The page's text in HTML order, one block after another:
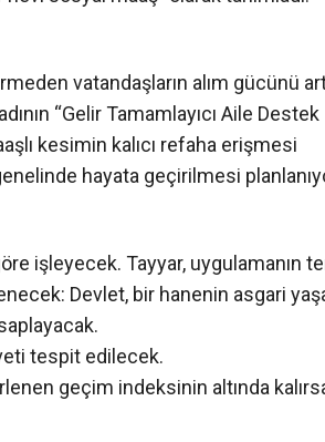
vatandaşların alım gücünü
“Gelir Tamamlayıcı Aile Destek
kesimin kalıcı refaha erişmesi
işleyecek. Tayyar, uygulamanın
Devlet, bir hanenin asgari
tespit edilecek.
geçim indeksinin altında kalırsa